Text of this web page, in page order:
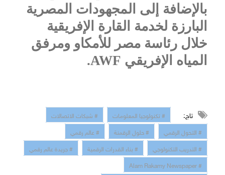
بالإضافة إلى المجهودات المصرية
البارزة لخدمة القارة الإفريقية
خلال رئاسة مصر للأمكاو ومرفق
المياه الإفريقي AWF
.
تاج: # تكنولوجيا المعلومات
# شبكات الاتصالات
# التحول الرقمي
# حلول الرقمنة
# عالم رقمي
# التدريب التكنولوجي
# بناء القدرات الرقمية
# جريدة عالم رقمي
# Alam Rakamy Newspaper